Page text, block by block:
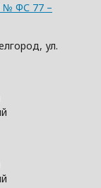
№ ФС 77 –
ул.